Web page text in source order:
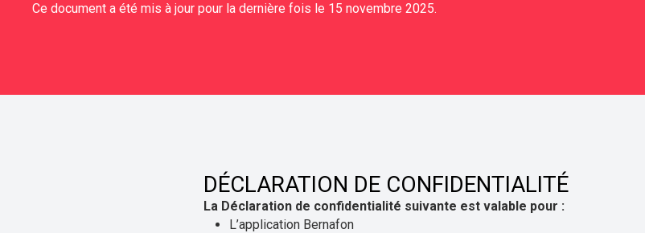
Ce document a été mis à jour pour la dernière fois le 15 novembre 2025.
DÉCLARATION DE CONFIDENTIALITÉ
La Déclaration de confidentialité suivante est valable pour :
L’application Bernafon